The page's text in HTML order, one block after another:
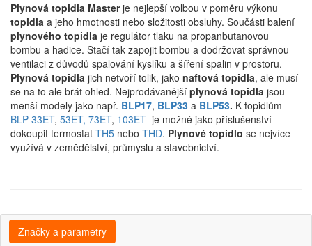
Plynová topidla Masterje nejlepší volbou v poměru výkonu
topidla a jeho hmotnosti nebo složitosti obsluhy. Součásti balení
plynového topidla je regulátor tlaku na propanbutanovou
bombu a hadice. Stačí tak zapojit bombu a dodržovat správnou
ventilaci z důvodů spalování kyslíku a šíření spalin v prostoru.
Plynová topidla jich netvoří tolik, jako naftová topidla, ale musí
se na to ale brát ohled. Nejprodávanější plynová topidla jsou
menší modely jako např. BLP17, BLP33 a BLP53. K topidlům
BLP 33ET, 53ET, 73ET, 103ET je možné jako příslušenství
dokoupit termostat TH5 nebo THD. Plynové topidlo se nejvíce
využívá v zemědělství, průmyslu a stavebnictví.
Značky a parametry